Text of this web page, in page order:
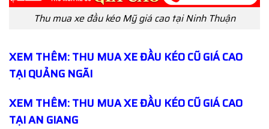
Thu mua xe đầu kéo Mỹ giá cao tại Ninh Thuận
XEM THÊM: THU MUA XE ĐẦU KÉO CŨ GIÁ CAO
TẠI QUẢNG NGÃI
XEM THÊM: THU MUA XE ĐẦU KÉO CŨ GIÁ CAO
TẠI AN GIANG